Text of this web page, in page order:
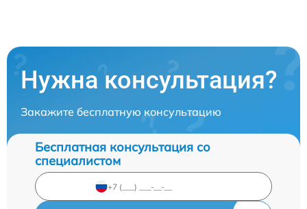
Нужна консультация?
Закажите бесплатную консультацию
Бесплатная консультация со
специалистом